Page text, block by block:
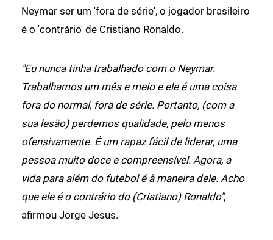
Neymar ser um 'fora de série', o jogador brasileiro
é o 'contrário' de Cristiano Ronaldo.
"Eu nunca tinha trabalhado com o Neymar.
Trabalhamos um mês e meio e ele é uma coisa
fora do normal, fora de série. Portanto, (com a
sua lesão) perdemos qualidade, pelo menos
ofensivamente. É um rapaz fácil de liderar, uma
pessoa muito doce e compreensível. Agora, a
vida para além do futebol é à maneira dele. Acho
que ele é o contrário do (Cristiano) Ronaldo",
afirmou Jorge Jesus.